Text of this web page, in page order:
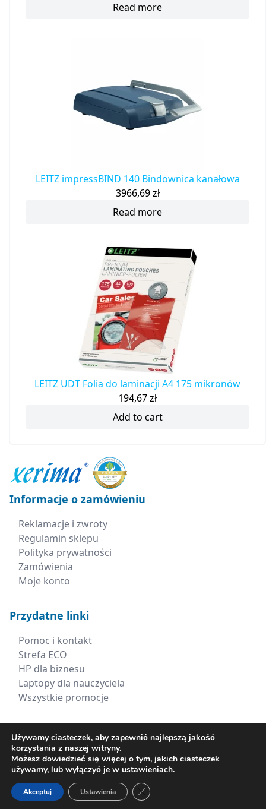
Read more
LEITZ impressBIND 140 Bindownica kanałowa
3966,69zł
Read more
LEITZ UDT Folia do laminacji A4 175 mikronów
194,67zł
Add to cart
Informacje o zamówieniu
Reklamacje i zwroty
Regulamin sklepu
Polityka prywatności
Zamówienia
Moje konto
Przydatne linki
Pomoc i kontakt
Strefa ECO
HP dla biznesu
Laptopy dla nauczyciela
Wszystkie promocje
Kontakt
+48 660 538 617
sklep@xerima.com.pl
Używamy ciasteczek, aby zapewnić najlepszą jakość
korzystania z naszej witryny.
Możesz dowiedzieć się więcej o tym, jakich ciasteczek
używamy, lub wyłączyć je w ustawieniach.
Akceptuj Ustawienia Zamknij panel powiadomień o